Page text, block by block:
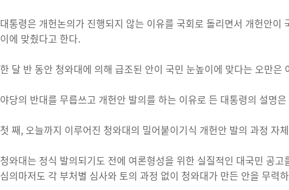
대통령은 개헌논의가 진행되지 않는 이유를 국회로 돌리면서 개헌안
이에 맞췄다고 한다.
한 달 반 동안 청와대에 의해 급조된 안이 국민 눈높이에 맞다는 오만은
야당의 반대를 무릅쓰고 개헌안 발의를 하는 이유로 든 대통령의 설명
첫 째, 오늘까지 이루어진 청와대의 밀어붙이기식 개헌안 발의 과정 자
청와대는 정식 발의되기도 전에 여론형성을 위한 실질적인 대국민 공
심의마저도 각 부처별 심사와 토의 과정 없이 청와대가 만든 안을 무력